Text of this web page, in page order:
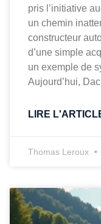
pris l’initiative
un chemin
constructeur
d’une simple
un exemple de
Aujourd’hui,
LIRE
Thomas Leroux